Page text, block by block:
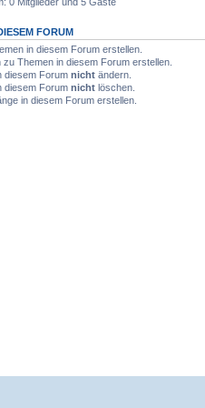
FORUM
in diesem Forum erstellen.
zu Themen in diesem Forum erstellen.
diesem Forum nicht ändern.
diesem Forum nicht löschen.
in diesem Forum erstellen.